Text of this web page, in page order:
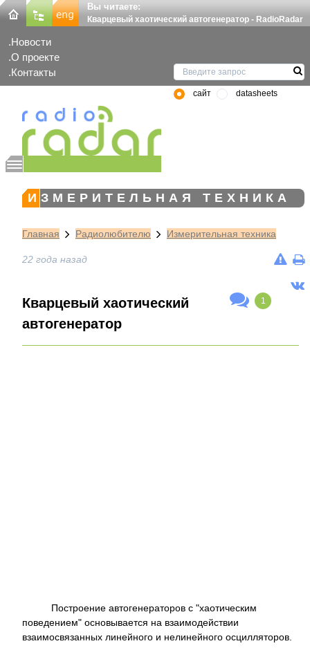
Вы читаете:
Кварцевый хаотический автогенератор - RadioRadar
Новости
О проекте
Контакты
сайт datasheets
ИЗМЕРИТЕЛЬНАЯ ТЕХНИКА
Главная Радиолюбителю Измерительная техника
22 года назад
Кварцевый хаотический
автогенератор
1
Построение автогенераторов с "хаотическим
поведением" основывается на взаимодействии
взаимосвязанных линейного и нелинейного осцилляторов.